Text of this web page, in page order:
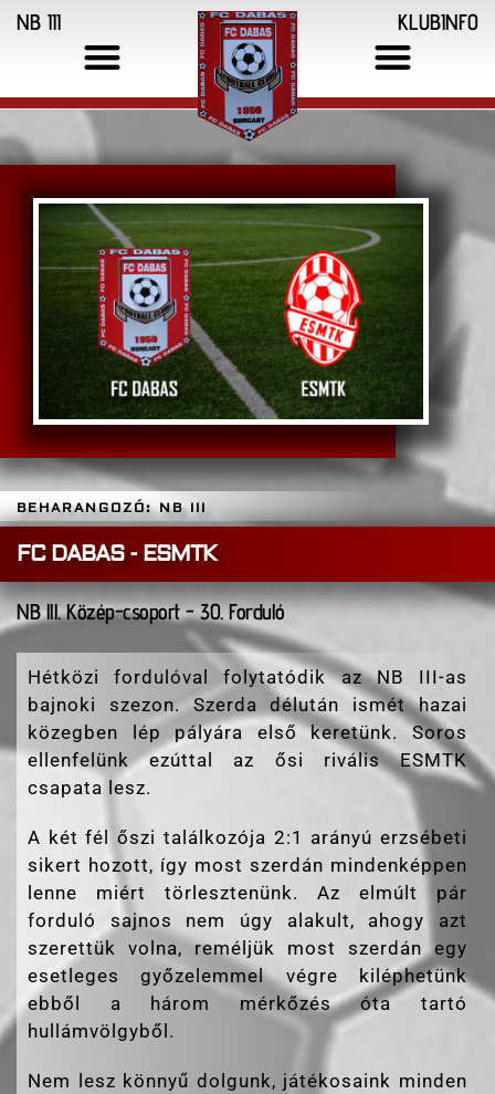
NB III KLUBINFO
BEHARANGOZÓ: NB III
FC DABAS - ESMTK
NB lll. Közép-csoport - 30. Forduló
Hétközi fordulóval folytatódik az NB III-as
bajnoki szezon. Szerda délután ismét hazai
közegben lép pályára első keretünk. Soros
ellenfelünk ezúttal az ősi rivális ESMTK
csapata lesz.
A két fél őszi találkozója 2:1 arányú erzsébeti
sikert hozott, így most szerdán mindenképpen
lenne miért törlesztenünk. Az elmúlt pár
forduló sajnos nem úgy alakult, ahogy azt
szerettük volna, reméljük most szerdán egy
esetleges győzelemmel végre kiléphetünk
ebből a három mérkőzés óta tartó
hullámvölgyből.
Nem lesz könnyű dolgunk, játékosaink minden